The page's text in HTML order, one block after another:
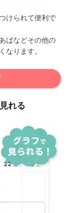
けられて便利で
ばなどその他の
なります。
れる